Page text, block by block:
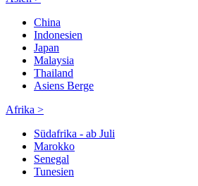
China
Indonesien
Japan
Malaysia
Thailand
Asiens Berge
Afrika >
Südafrika - ab Juli
Marokko
Senegal
Tunesien